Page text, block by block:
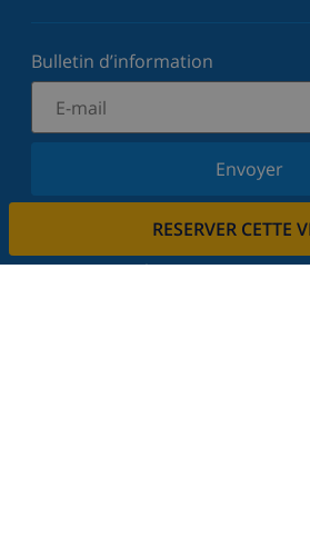
RESERVER CETTE
Bulletin d’information
Envoyer
Inscrivez-vous à notre
votre vie privée.